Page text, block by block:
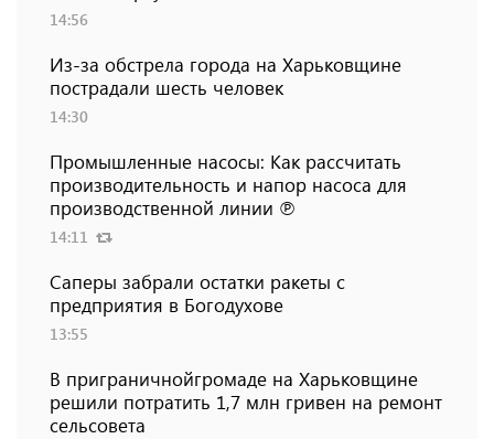
14:56
Из-за обстрела города на Харьковщине
пострадали шесть человек
14:30
Промышленные насосы: Как рассчитать
производительность и напор насоса для
производственной линии ℗
14:11
Саперы забрали остатки ракеты с
предприятия в Богодухове
13:55
В приграничнойгромаде на Харьковщине
решили потратить 1,7 млн ​​гривен на ремонт
сельсовета